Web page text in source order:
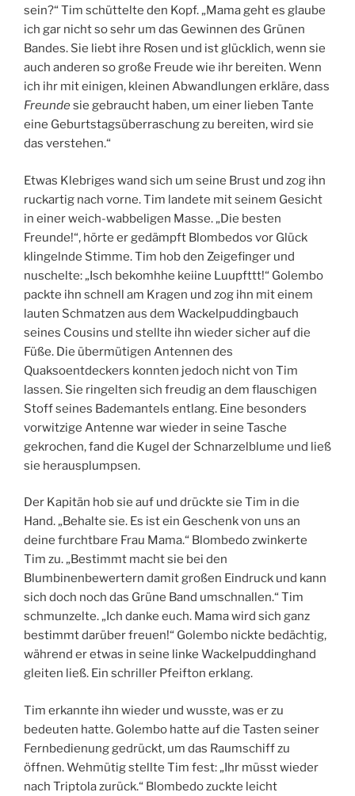
sein?“ Tim schüttelte den Kopf. „Mama geht es glaube
ich gar nicht so sehr um das Gewinnen des Grünen
Bandes. Sie liebt ihre Rosen und ist glücklich, wenn sie
auch anderen so große Freude wie ihr bereiten. Wenn
ich ihr mit einigen, kleinen Abwandlungen erkläre, dass
Freundesie gebraucht haben, um einer lieben Tante
eine Geburtstagsüberraschung zu bereiten, wird sie
das verstehen.“
Etwas Klebriges wand sich um seine Brust und zog ihn
ruckartig nach vorne. Tim landete mit seinem Gesicht
in einer weich-wabbeligen Masse. „Die besten
Freunde!“, hörte er gedämpft Blombedos vor Glück
klingelnde Stimme. Tim hob den Zeigefinger und
nuschelte: „Isch bekomhhe keiine Luupfttt!“ Golembo
packte ihn schnell am Kragen und zog ihn mit einem
lauten Schmatzen aus dem Wackelpuddingbauch
seines Cousins und stellte ihn wieder sicher auf die
Füße. Die übermütigen Antennen des
Quaksoentdeckers konnten jedoch nicht von Tim
lassen. Sie ringelten sich freudig an dem flauschigen
Stoff seines Bademantels entlang. Eine besonders
vorwitzige Antenne war wieder in seine Tasche
gekrochen, fand die Kugel der Schnarzelblume und ließ
sie herausplumpsen.
Der Kapitän hob sie auf und drückte sie Tim in die
Hand. „Behalte sie. Es ist ein Geschenk von uns an
deine furchtbare Frau Mama.“ Blombedo zwinkerte
Tim zu. „Bestimmt macht sie bei den
Blumbinenbewertern damit großen Eindruck und kann
sich doch noch das Grüne Band umschnallen.“ Tim
schmunzelte. „Ich danke euch. Mama wird sich ganz
bestimmt darüber freuen!“ Golembo nickte bedächtig,
während er etwas in seine linke Wackelpuddinghand
gleiten ließ. Ein schriller Pfeifton erklang.
Tim erkannte ihn wieder und wusste, was er zu
bedeuten hatte. Golembo hatte auf die Tasten seiner
Fernbedienung gedrückt, um das Raumschiff zu
öffnen. Wehmütig stellte Tim fest: „Ihr müsst wieder
nach Triptola zurück.“ Blombedo zuckte leicht